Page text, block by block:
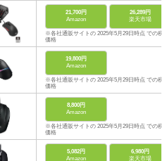
21,700円
Amazon
26,289円
楽天市場
※各社通販サイトの 2025年5月29日時点 での税
価格
19,800円
Amazon
※各社通販サイトの 2025年5月29日時点 での税
価格
8,800円
Amazon
※各社通販サイトの 2025年5月29日時点 での税
価格
5,082円
Amazon
6,980円
楽天市場